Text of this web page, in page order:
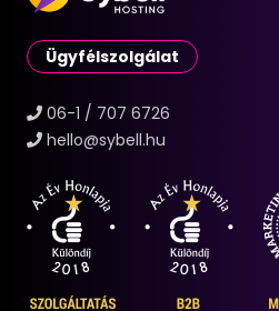
Ügyfélszolgálat
06-1 / 707 6726
hello@sybell.hu